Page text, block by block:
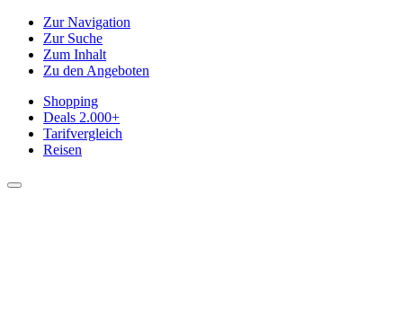
Zur Navigation
Zur Suche
Zum Inhalt
Zu den Angeboten
Shopping
Deals 2.000+
Tarifvergleich
Reisen